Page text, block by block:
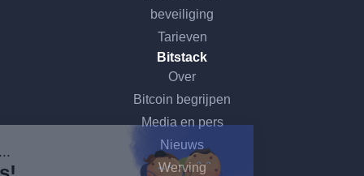
Ga door zonder toestemming
beveiliging
Tarieven
Bitstack
Over
Bitcoin begrijpen
Media en pers
Nieuws
Werving